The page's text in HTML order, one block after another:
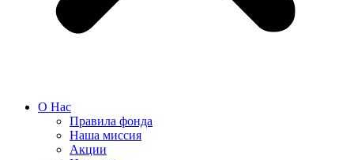
О Нас
Правила фонда
Наша миссия
Акции